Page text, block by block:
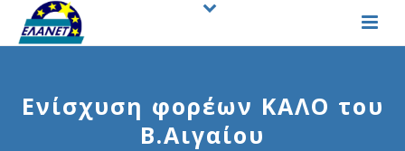
Ενίσχυση φορέων ΚΑΛΟ του
Β.Αιγαίου